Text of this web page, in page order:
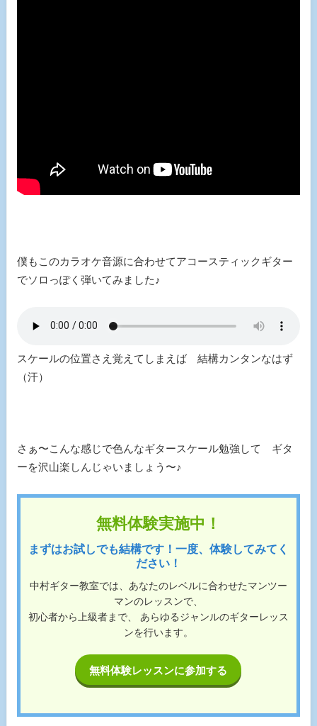
僕もこのカラオケ音源に合わせてアコースティックギター
でソロっぽく弾いてみました♪
スケールの位置さえ覚えてしまえば 結構カンタンなはず
（汗）
さぁ〜こんな感じで色んなギタースケール勉強して ギタ
ーを沢山楽しんじゃいましょう〜♪
無料体験実施中！
まずはお試しでも結構です！一度、体験してみてく
ださい！
中村ギター教室では、あなたのレベルに合わせたマンツー
マンのレッスンで、
初心者から上級者まで、 あらゆるジャンルのギターレッス
ンを行います。
無料体験レッスンに参加する